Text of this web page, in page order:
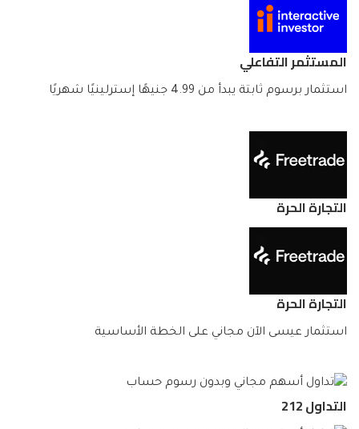
المستثمر التفاعلي
استثمار برسوم ثابتة يبدأ من 4.99 جنيهًا إسترلينيًا شهريًا
التجارة الحرة
التجارة الحرة
استثمار عيسى الآن مجاني على الخطة الأساسية
التداول 212